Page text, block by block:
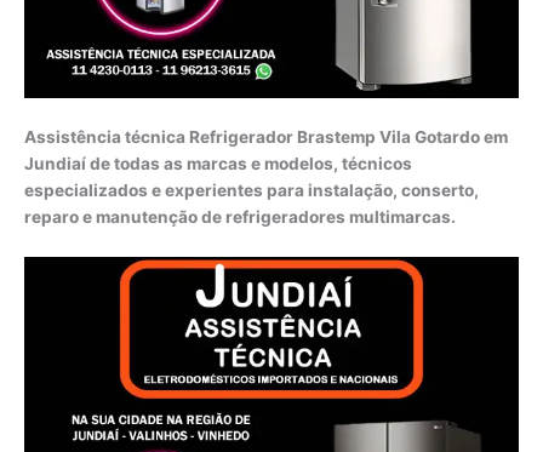
Assistência técnica Refrigerador Brastemp Vila Gotardo em
Jundiaí de todas as marcas e modelos, técnicos
especializados e experientes para instalação, conserto,
reparo e manutenção de refrigeradores multimarcas.